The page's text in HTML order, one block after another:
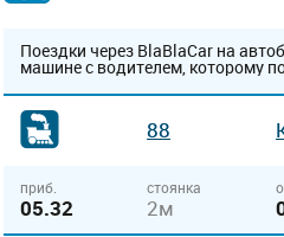
Поездки через BlaBlaCar на
машине с водителем, которому
88
приб.
05.32
стоянка
2м